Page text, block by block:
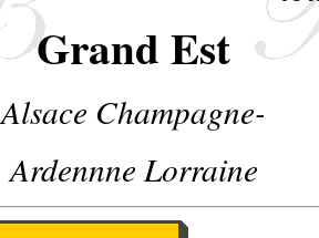
Grand Est
Alsace Champagne-
Ardennne Lorraine